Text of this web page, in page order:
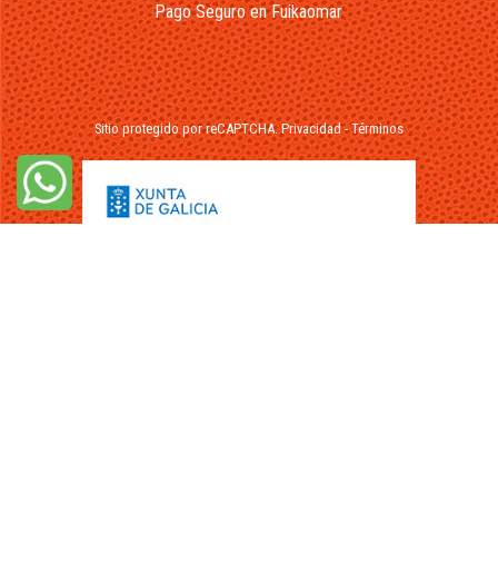
Pago Seguro en Fuikaomar
Sitio protegido por reCAPTCHA.Privacidad-Términos